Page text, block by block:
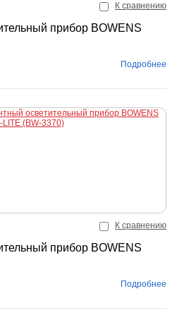
К сравнению
прибор BOWENS
Подробнее
К сравнению
прибор BOWENS
Подробнее